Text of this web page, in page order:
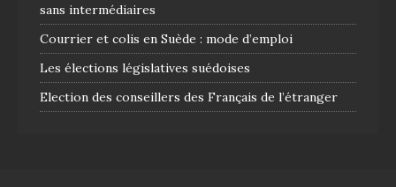
sans intermédiaires
Courrier et colis en Suède : mode d’emploi
Les élections législatives suédoises
Election des conseillers des Français de l’étranger